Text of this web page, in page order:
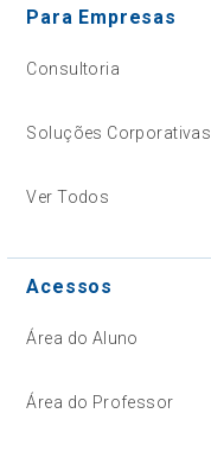
Para Empresas
Consultoria
Soluções Corporativas
Ver Todos
Acessos
Área do Aluno
Área do Professor